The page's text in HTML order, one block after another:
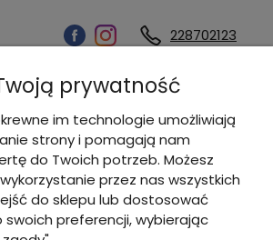
228702123
prywatność
im technologie umożliwiają
strony i pomagają nam
do Twoich potrzeb. Możesz
przez nas wszystkich
do sklepu lub dostosować
swoich preferencji, wybierając